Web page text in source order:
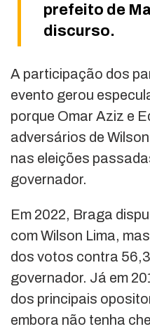
prefeito de
discurso.
A participação dos
evento gerou
porque Omar Aziz e
adversários de
nas eleições
governador.
Em 2022, Braga
com Wilson Lima,
dos votos contra
governador. Já em
dos principais
embora não tenha